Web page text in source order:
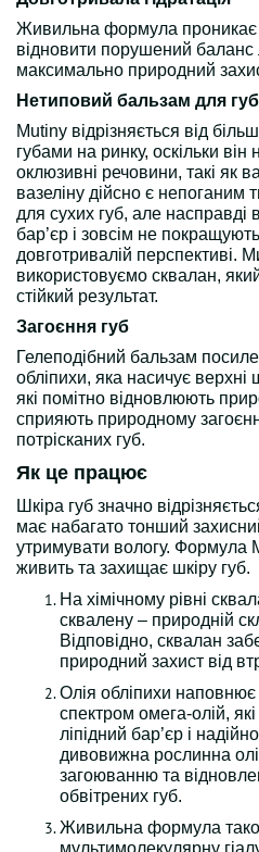
Живильна формула проникає
відновити порушений баланс
максимально природний
Нетиповий бальзам для губ
Mutiny відрізняється від
губами на ринку, оскільки він
оклюзивні речовини, такі як
вазеліну дійсно є непоганим
для сухих губ, але
бар’єр і зовсім не
довготривалій перспективі.
використовуємо сквалан,
стійкий результат.
Загоєння губ
Гелеподібний бальзам
обліпихи, яка насичує
які помітно відновлюють
сприяють природному
потрісканих губ.
Як це працює
Шкіра губ значно
має набагато тонший
утримувати вологу. Формула
живить та захищає шкіру губ.
На хімічному рівні
сквалену – природній
Відповідно, сквалан
природний захист від
Олія обліпихи
спектром омега-олій,
ліпідний бар’єр і
дивовижна рослинна
загоюванню та
обвітрених губ.
Живильна формула
мультимолекулярну